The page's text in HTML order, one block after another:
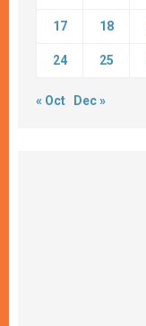
17 18
24 25
« Oct Dec »